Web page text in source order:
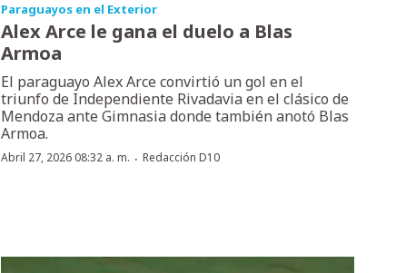
Paraguayos en el Exterior
Alex Arce le gana el duelo a Blas
Armoa
El paraguayo Alex Arce convirtió un gol en el
triunfo de Independiente Rivadavia en el clásico de
Mendoza ante Gimnasia donde también anotó Blas
Armoa.
Abril 27, 2026 08:32 a. m. · Redacción D10